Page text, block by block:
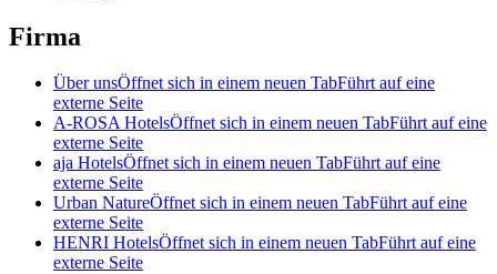
Firma
Über unsÖffnet sich in einem neuen TabFührt auf eine
externe Seite
A-ROSA HotelsÖffnet sich in einem neuen TabFührt auf eine
externe Seite
aja HotelsÖffnet sich in einem neuen TabFührt auf eine
externe Seite
Urban NatureÖffnet sich in einem neuen TabFührt auf eine
externe Seite
HENRI HotelsÖffnet sich in einem neuen TabFührt auf eine
externe Seite